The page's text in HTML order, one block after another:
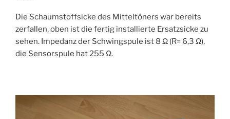
Die Schaumstoffsicke des Mitteltöners war bereits
zerfallen, oben ist die fertig installierte Ersatzsicke zu
sehen. Impedanz der Schwingspule ist 8 Ω (R= 6,3 Ω),
die Sensorspule hat 255 Ω.